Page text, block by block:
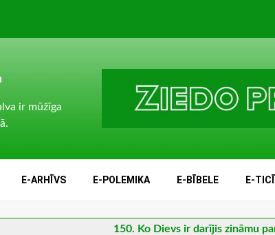
ir mūžīga
E-ARHĪVS E-POLEMIKA E-BĪBELE E-
150. Ko Dievs ir darījis zināmu